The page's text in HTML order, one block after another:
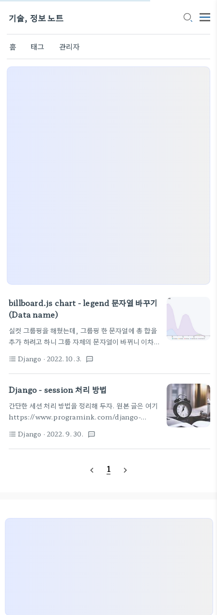
기술, 정보 노트
홈 태그 관리자
billboard.js chart - legend 문자열 바꾸기
(Data name)
실컷 그룹핑을 해뒀는데, 그룹핑 한 문자열에 총 합을
추가 하려고 하니 그룹 자체의 문자열이 바뀌니 이차
Data name을 바꾸는 방법으로 접근하면 되겠다라
고 생각했다 그리고, 아래와 같이 처리했다. 장고 코드
와 결합해서 사용하려니, 제약이 좀 많다. 암튼 성공
var chart = bb.generate({ // size: { height:
400 }, data: { columns: [ {% for item in
result_billboard %}{{ item|safe }},{%
endfor %} ], type: "area-spline", // for ESM
format_list_bulleted Django · 2022. 10. 3. textsms
Django - session 처리 방법
간단한 세션 처리 방법을 정리해 두자. 원본 글은 여기
https://www.programink.com/django-
Tutorial | Django Session & Login Session
Learn Django Session variable and server
Tutorial. www.programink.com 예제 샘플은
HttpResponse def setsession(re..
format_list_bulleted Django · 2022. 9. 30. textsms
navigate_before 1 navigate_next